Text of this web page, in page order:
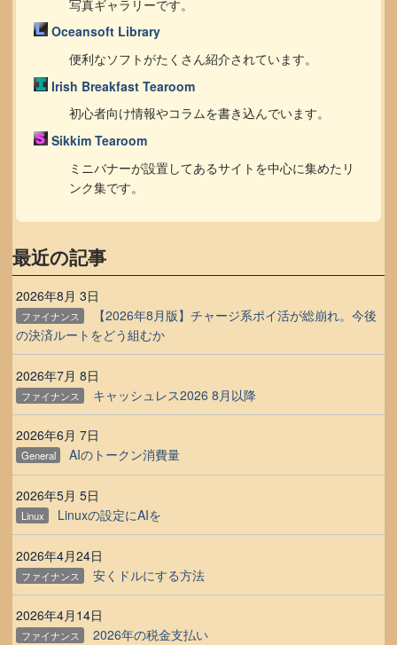
写真ギャラリーです。
Oceansoft Library
便利なソフトがたくさん紹介されています。
Irish Breakfast Tearoom
初心者向け情報やコラムを書き込んでいます。
Sikkim Tearoom
ミニバナーが設置してあるサイトを中心に集めたリ
ンク集です。
最近の記事
2026年8月 3日
ファイナンス
【2026年8月版】チャージ系ポイ活が総崩れ。今後
の決済ルートをどう組むか
2026年7月 8日
ファイナンス キャッシュレス2026 8月以降
2026年6月 7日
General AIのトークン消費量
2026年5月 5日
Linux Linuxの設定にAIを
2026年4月24日
ファイナンス 安くドルにする方法
2026年4月14日
ファイナンス 2026年の税金支払い